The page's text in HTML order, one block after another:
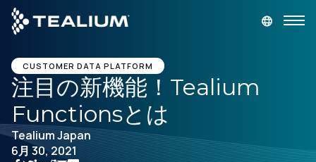
main
content
デモを依頼
プラットフォーム
ソリューション
CUSTOMER DATA PLATFORM
注目の新機能！Tealium
Functionsとは
Tealium Japan
6月 30, 2021